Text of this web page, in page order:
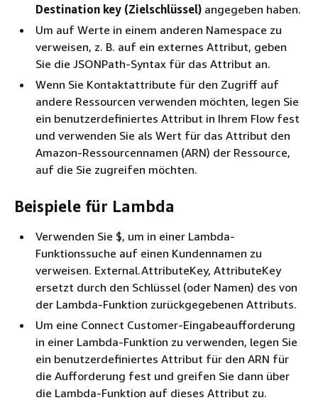
Destination key (Zielschlüssel) angegeben haben.
Um auf Werte in einem anderen Namespace zu
verweisen, z. B. auf ein externes Attribut, geben
Sie die JSONPath-Syntax für das Attribut an.
Wenn Sie Kontaktattribute für den Zugriff auf
andere Ressourcen verwenden möchten, legen Sie
ein benutzerdefiniertes Attribut in Ihrem Flow fest
und verwenden Sie als Wert für das Attribut den
Amazon-Ressourcennamen (ARN) der Ressource,
auf die Sie zugreifen möchten.
Beispiele für Lambda
Verwenden Sie $, um in einer Lambda-
Funktionssuche auf einen Kundennamen zu
verweisen. External.AttributeKey, AttributeKey
ersetzt durch den Schlüssel (oder Namen) des von
der Lambda-Funktion zurückgegebenen Attributs.
Um eine Connect Customer-Eingabeaufforderung
in einer Lambda-Funktion zu verwenden, legen Sie
ein benutzerdefiniertes Attribut für den ARN für
die Aufforderung fest und greifen Sie dann über
die Lambda-Funktion auf dieses Attribut zu.